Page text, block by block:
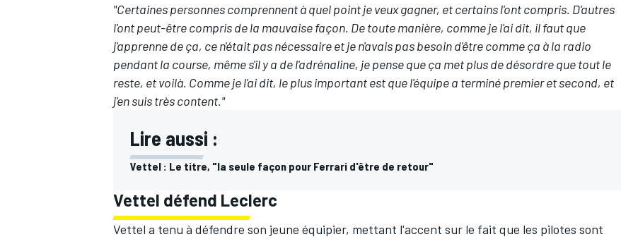
"Certaines personnes comprennent à quel point je veux gagner, et certains l'ont compris. D'autres
l'ont peut-être compris de la mauvaise façon. De toute manière, comme je l'ai dit, il faut que
j'apprenne de ça, ce n'était pas nécessaire et je n'avais pas besoin d'être comme ça à la radio
pendant la course, même s'il y a de l'adrénaline, je pense que ça met plus de désordre que tout le
reste, et voilà. Comme je l'ai dit, le plus important est que l'équipe a terminé premier et second, et
j'en suis très content."
Lire aussi :
Vettel : Le titre, "la seule façon pour Ferrari d'être de retour"
Vettel défend Leclerc
Vettel a tenu à défendre son jeune équipier, mettant l'accent sur le fait que les pilotes sont